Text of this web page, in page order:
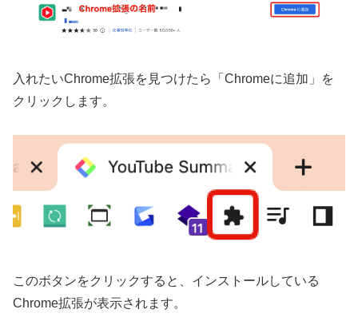
入れたいChrome拡張を見つけたら「Chromeに追加」を
クリックします。
このボタンをクリックすると、インストールしている
Chrome拡張が表示されます。